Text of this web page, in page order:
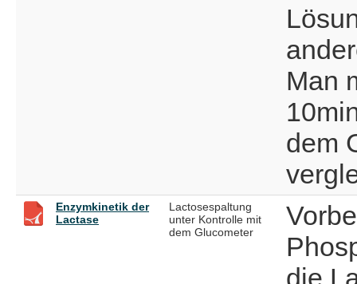
Man
dem
Enzymkinetik der
Lactase
Lactosespaltung
unter Kontrolle mit
dem Glucometer
die